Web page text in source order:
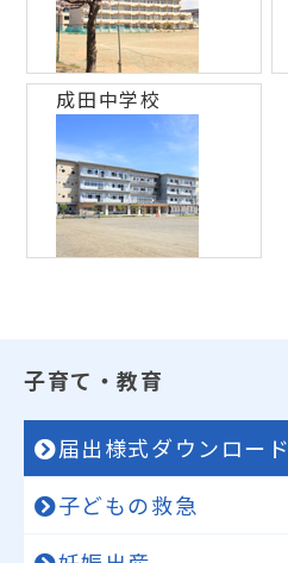
成田中学校
子育て・教育
届出様式ダウンロード
子どもの救急